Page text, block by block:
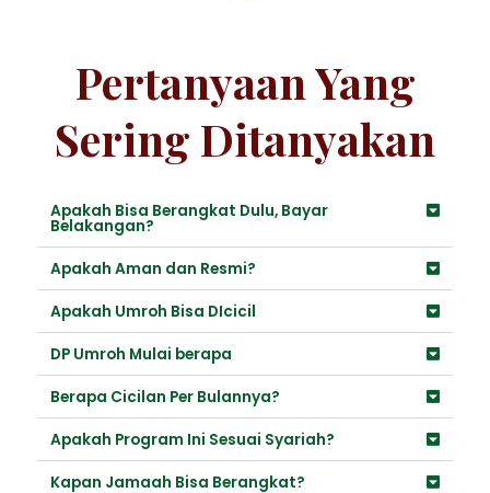
Pertanyaan Yang
Sering Ditanyakan
Apakah Bisa Berangkat Dulu, Bayar
Belakangan?
Apakah Aman dan Resmi?
Apakah Umroh Bisa DIcicil
DP Umroh Mulai berapa
Berapa Cicilan Per Bulannya?
Apakah Program Ini Sesuai Syariah?
Kapan Jamaah Bisa Berangkat?